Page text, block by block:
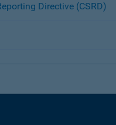
Directive (CSRD)